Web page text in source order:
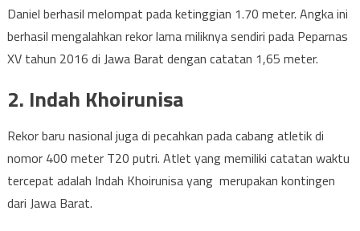
Daniel berhasil melompat pada ketinggian 1.70 meter. Angka ini
berhasil mengalahkan rekor lama miliknya sendiri pada Peparnas
XV tahun 2016 di Jawa Barat dengan catatan 1,65 meter.
2. Indah Khoirunisa
Rekor baru nasional juga di pecahkan pada cabang atletik di
nomor 400 meter T20 putri. Atlet yang memiliki catatan waktu
tercepat adalah Indah Khoirunisa yang merupakan kontingen
dari Jawa Barat.